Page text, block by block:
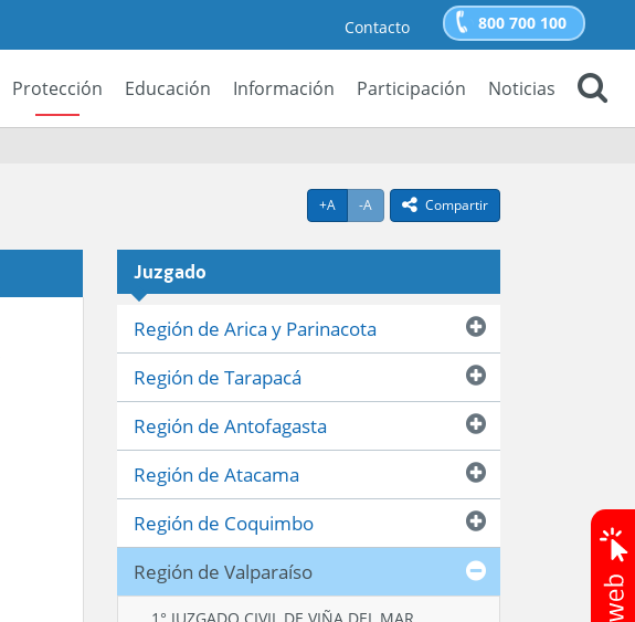
Contacto 800 700 100
Protección Educación Información Participación
Noticias
+AAgrandar texto
-AAchicar textoicono compartir
Compartir
Juzgado
Región de Arica y Parinacota
Región de Tarapacá
Región de Antofagasta
Región de Atacama
Región de Coquimbo
Región de Valparaíso